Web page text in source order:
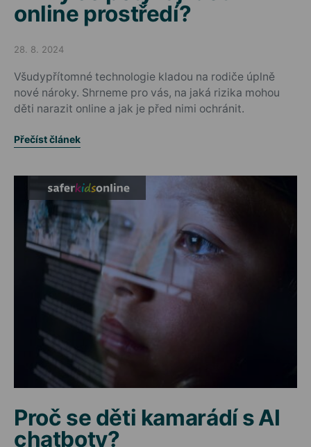
online prostředí?
Posted on
28. 8. 2024
Všudypřítomné technologie kladou na rodiče úplně
nové nároky. Shrneme pro vás, na jaká rizika mohou
děti narazit online a jak je před nimi ochránit.
Přečíst článek
Proč se děti kamarádí s AI
chatboty?